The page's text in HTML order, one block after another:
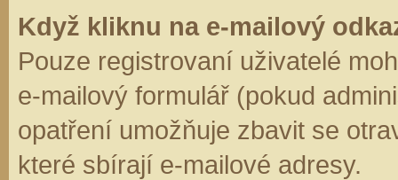
Když kliknu na e-mailový
Pouze registrovaní uživatelé
e-mailový formulář (pokud
opatření umožňuje zbavit se
které sbírají e-mailové adresy.